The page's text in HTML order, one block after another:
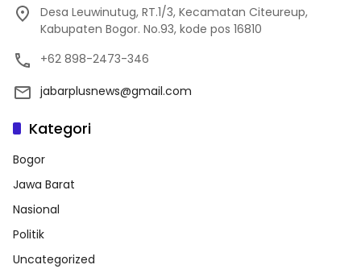
Desa Leuwinutug, RT.1/3, Kecamatan Citeureup,
Kabupaten Bogor. No.93, kode pos 16810
+62 898-2473-346
jabarplusnews@gmail.com
Kategori
Bogor
Jawa Barat
Nasional
Politik
Uncategorized